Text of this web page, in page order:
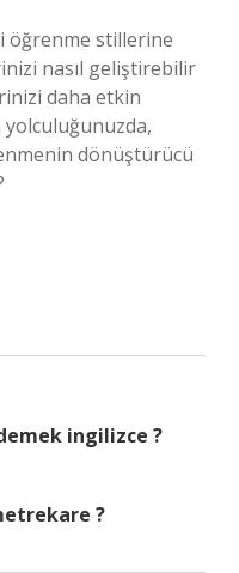
öğrenme stillerine
nasıl geliştirebilir
daha etkin
dönüştürücü
ingilizce ?
?